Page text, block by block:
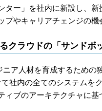
ター」を社内に新設し、
プやキャリアチェンジの機
クラウドの「サンドボ
ア人材を育成するための
社内の全てのシステムを
ィブのアーキテクチャに基